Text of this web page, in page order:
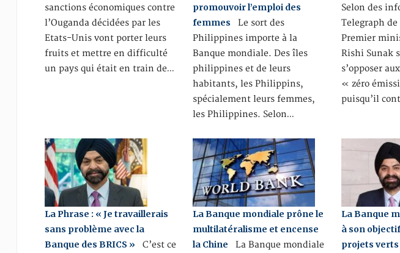
sanctions économiques contre
l’Ouganda décidées par les
Etats-Unis vont porter leurs
fruits et mettre en difficulté
un pays qui était en train de…
promouvoir l’emploi des
femmes Le sort des
Philippines importe à la
Banque mondiale. Des îles
philippines et de leurs
habitants, les Philippins,
spécialement leurs femmes,
les Philippines. Selon…
Selon des
Telegraph
Premier
Rishi Sunak
s’opposer
« zéro
puisqu’il
La Phrase : « Je travaillerais
sans problème avec la
Banque des BRICS » C’est ce
La Banque mondiale prône le
multilatéralisme et encense
la Chine La Banque mondiale
La Banque
à son
projets verts